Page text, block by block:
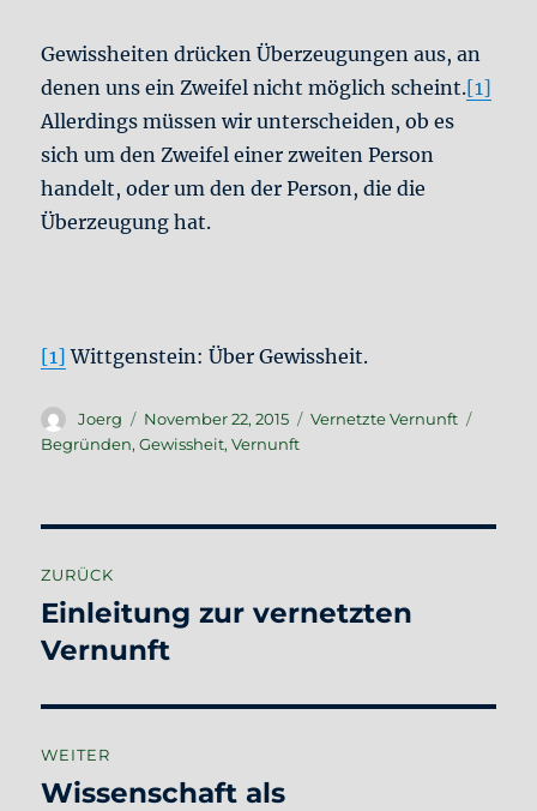
Gewissheiten drücken Überzeugungen aus, an
denen uns ein Zweifel nicht möglich scheint.[1]
Allerdings müssen wir unterscheiden, ob es
sich um den Zweifel einer zweiten Person
handelt, oder um den der Person, die die
Überzeugung hat.
[1] Wittgenstein: Über Gewissheit.
Autor
Joerg
Veröffentlicht
am
November 22, 2015 Kategorien
Vernetzte Vernunft
Begründen,Gewissheit,Vernunft
ZURÜCK
Vorheriger
Beitrag:
Einleitung zur vernetzten
Vernunft
WEITER
Nächster
Wissenschaft als